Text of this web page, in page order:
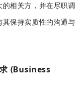
的相关方，并在尽职调
其保持实质性的沟通与
(Business